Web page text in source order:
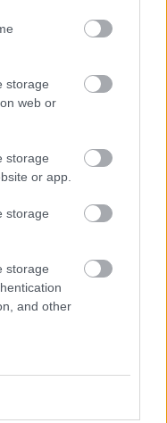
storage
web or
storage
or app.
storage
storage
and other
μετά απο 17